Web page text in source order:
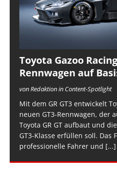
Toyota Gazoo Racing
Rennwagen auf
von Redaktion in Content-Spotlight
Mit dem GR GT3 entwickelt
neuen GT3-Rennwagen, der
Toyota GR GT aufbaut und
GT3-Klasse erfüllen soll. Das
professionelle Fahrer und [...]